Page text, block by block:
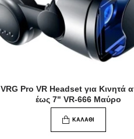
VRG Pro VR Headset για Κινητά
έως 7" VR-666 Μαύρο
ΚΑΛΆΘΙ